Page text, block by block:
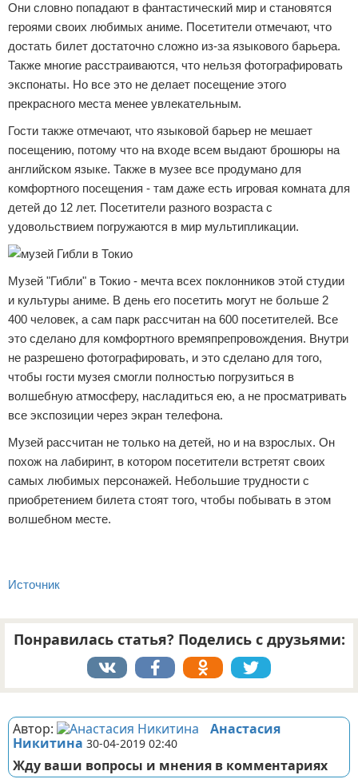
Они словно попадают в фантастический мир и становятся
героями своих любимых аниме. Посетители отмечают, что
достать билет достаточно сложно из-за языкового барьера.
Также многие расстраиваются, что нельзя фотографировать
экспонаты. Но все это не делает посещение этого
прекрасного места менее увлекательным.
Гости также отмечают, что языковой барьер не мешает
посещению, потому что на входе всем выдают брошюры на
английском языке. Также в музее все продумано для
комфортного посещения - там даже есть игровая комната для
детей до 12 лет. Посетители разного возраста с
удовольствием погружаются в мир мультипликации.
Музей "Гибли" в Токио - мечта всех поклонников этой студии
и культуры аниме. В день его посетить могут не больше 2
400 человек, а сам парк рассчитан на 600 посетителей. Все
это сделано для комфортного времяпрепровождения. Внутри
не разрешено фотографировать, и это сделано для того,
чтобы гости музея смогли полностью погрузиться в
волшебную атмосферу, насладиться ею, а не просматривать
все экспозиции через экран телефона.
Музей рассчитан не только на детей, но и на взрослых. Он
похож на лабиринт, в котором посетители встретят своих
самых любимых персонажей. Небольшие трудности с
приобретением билета стоят того, чтобы побывать в этом
волшебном месте.
Источник
Понравилась статья? Поделись с друзьями:
Автор:
Анастасия
Никитина 30-04-2019 02:40
Жду ваши вопросы и мнения в комментариях